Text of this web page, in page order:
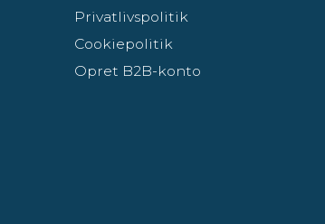
Privatlivspolitik
Cookiepolitik
Opret B2B-konto